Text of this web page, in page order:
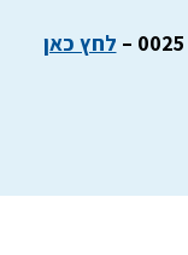
לחץ כאן